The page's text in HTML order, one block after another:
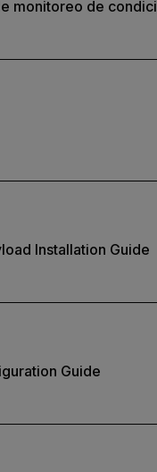
monitoreo de
Installation Guide
Guide